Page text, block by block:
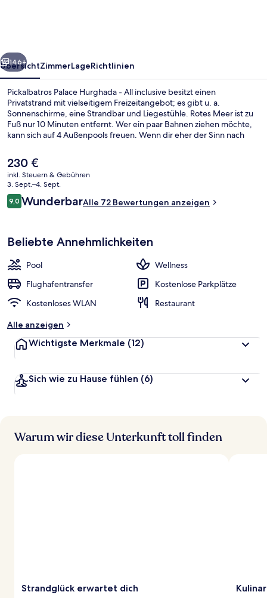
Weiter
146+
ÜbersichtZimmerLageRichtlinien
Pickalbatros Palace Hurghada - All inclusive besitzt einen
Privatstrand mit vielseitigem Freizeitangebot; es gibt u. a.
Sonnenschirme, eine Strandbar und Liegestühle. Rotes Meer ist zu
Fuß nur 10 Minuten entfernt. Wer ein paar Bahnen ziehen möchte,
kann sich auf 4 Außenpools freuen. Wenn dir eher der Sinn nach
Massagen, Ganzkörperwickeln und Maniküre und Pediküre
verwöhnen lassen. Mediterranean, eins von 6 Restaurants, serviert
mediterrane Küche und ist zum Frühstück, Mittagessen und
Abendessen geöffnet. Als weitere Highlights bietet diese
Unterkunft im luxuriösen Stil 5 Bars/Lounges, einen Nachtclub und
einen kostenlosen Kinderclub.
Der
aktuelle
Preis
beträgt
230 €.
230 €
inkl. Steuern & Gebühren
3. Sept.–4. Sept.
Bewertungen
9,09,0 von 10.
WunderbarAlle 72 Bewertungen anzeigen
Beliebte Annehmlichkeiten
Pool
Wellness
Flughafentransfer
Kostenlose Parkplätze
Kostenloses WLAN
Restaurant
Alle anzeigen
Wichtigste Merkmale (12)
Sich wie zu Hause fühlen (6)
Warum wir diese Unterkunft toll finden
Strandglück erwartet dich